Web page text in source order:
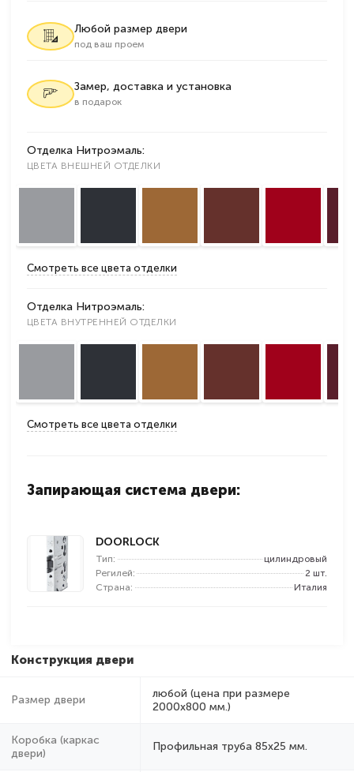
Любой размер двери
под ваш проем
Замер, доставка и установка
в подарок
Отделка Нитроэмаль:
ЦВЕТА ВНЕШНЕЙ ОТДЕЛКИ
Смотреть все цвета отделки
Отделка Нитроэмаль:
ЦВЕТА ВНУТРЕННЕЙ ОТДЕЛКИ
Смотреть все цвета отделки
Запирающая система двери:
DOORLOCK
Тип:
цилиндровый
Регилей:
2 шт.
Страна:
Италия
Конструкция двери
Размер двери
любой (цена при размере
2000x800 мм.)
Коробка (каркас
двери)
Профильная труба 85х25 мм.